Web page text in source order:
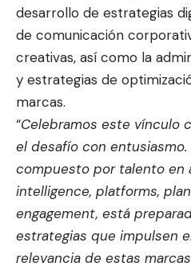
desarrollo de estrategias
de comunicación
creativas, así como la
y estrategias de
marcas.
“Celebramos este vínculo
el desafío con
compuesto por talento en
intelligence, platforms,
engagement, está
estrategias que impulsen
relevancia de estas